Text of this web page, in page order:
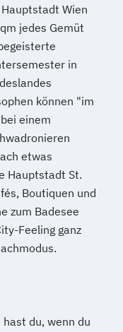
Wien
jedes Gemüt
in
können "im
einem
etwas
Hauptstadt St.
Boutiquen und
zum Badesee
Feeling ganz
du, wenn du